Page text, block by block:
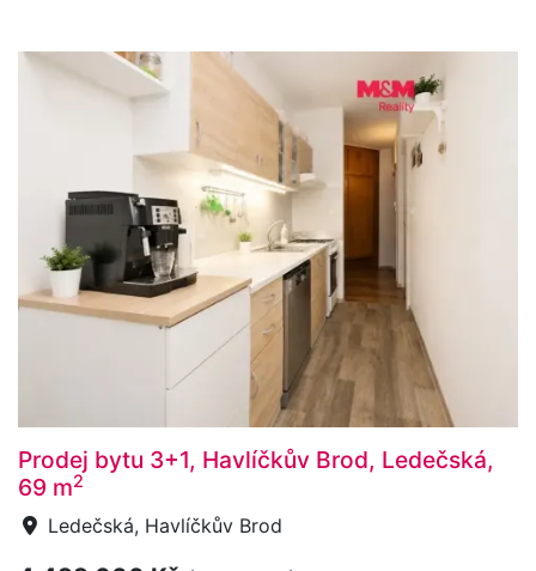
Prodej bytu 3+1, Havlíčkův Brod, Ledečská,
69 m2
Ledečská, Havlíčkův Brod